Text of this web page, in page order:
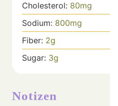
Cholesterol: 80mg
Sodium: 800mg
Fiber: 2g
Sugar: 3g
Notizen